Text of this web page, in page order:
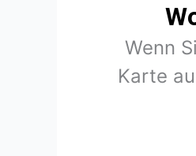
Wenn
Karte